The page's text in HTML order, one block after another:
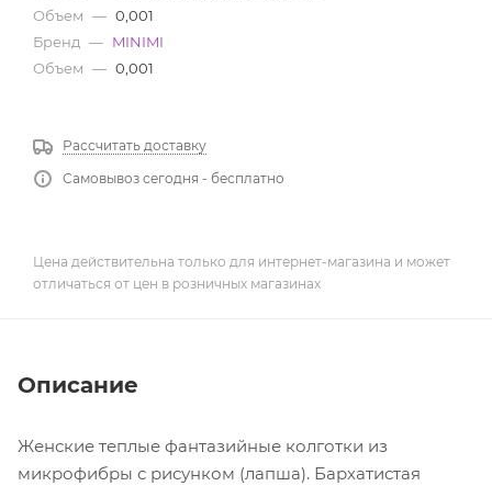
Объем — 0,001
Бренд — MINIMI
Объем — 0,001
Рассчитать доставку
Самовывоз сегодня - бесплатно
Цена действительна только для интернет-магазина и может
отличаться от цен в розничных магазинах
Описание
Женские теплые фантазийные колготки из
микрофибры с рисунком (лапша). Бархатистая